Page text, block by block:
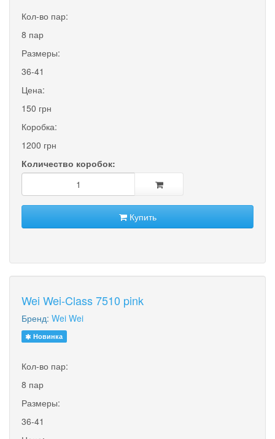
Кол-во пар:
8 пар
Размеры:
36-41
Цена:
150 грн
Коробка:
1200 грн
Количество коробок:
Купить
Wei Wei-Class 7510 pink
Бренд: Wei Wei
Новинка
Кол-во пар:
8 пар
Размеры:
36-41